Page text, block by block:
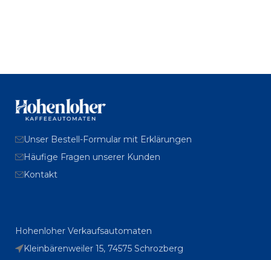
Unser Bestell-Formular mit Erklärungen
Häufige Fragen unserer Kunden
Kontakt
Hohenloher Verkaufsautomaten
Kleinbärenweiler 15, 74575 Schrozberg